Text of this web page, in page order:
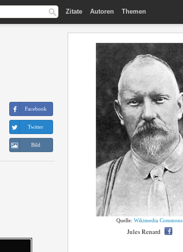
Zitate Autoren Themen
Facebook
Twitter
Bild
Quelle: Wikimedia Commons
Jules Renard